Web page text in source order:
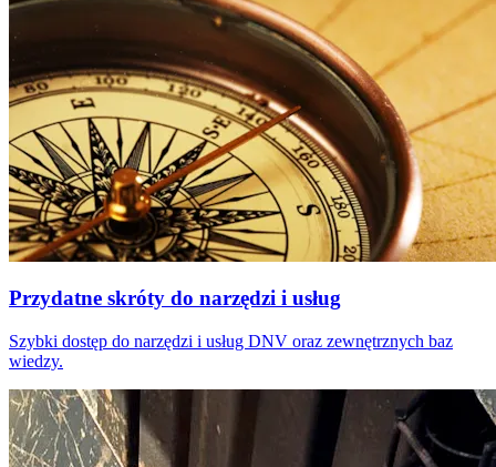
Przydatne skróty do narzędzi i usług
Szybki dostęp do narzędzi i usług DNV oraz zewnętrznych baz
wiedzy.